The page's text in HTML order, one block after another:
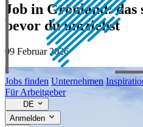
Jobs finden Unternehmen
Für Arbeitgeber
DE
Anmelden
Job in Grönland: das
bevor du umziehst
09 Februar 2026